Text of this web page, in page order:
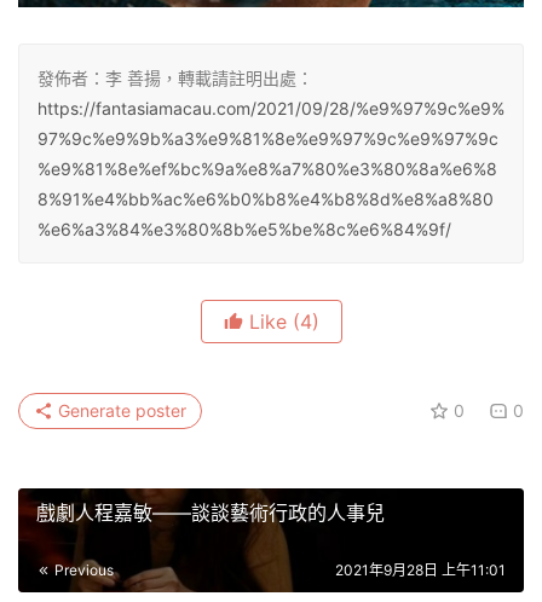
發佈者：李 善揚，轉載請註明出處：
https://fantasiamacau.com/2021/09/28/%e9%97%9c%e9%
97%9c%e9%9b%a3%e9%81%8e%e9%97%9c%e9%97%9c
%e9%81%8e%ef%bc%9a%e8%a7%80%e3%80%8a%e6%8
8%91%e4%bb%ac%e6%b0%b8%e4%b8%8d%e8%a8%80
%e6%a3%84%e3%80%8b%e5%be%8c%e6%84%9f/
Like (4)
0 0
Generate poster
戲劇人程嘉敏——談談藝術行政的人事兒
Previous 2021年9月28日 上午11:01